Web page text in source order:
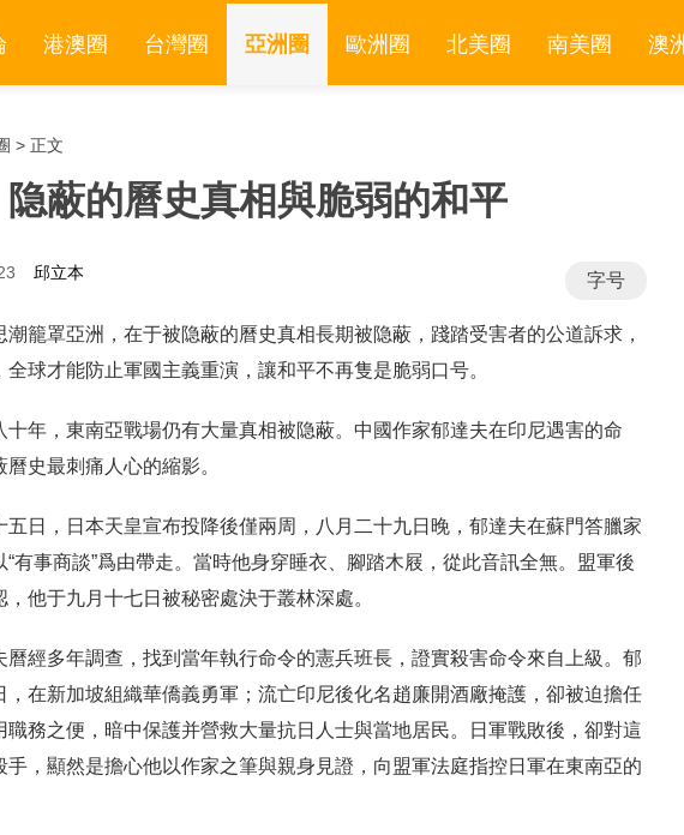
港澳圈 台灣圈 亞洲圈 歐洲圈 北美圈 南美圈 澳
> 正文
蔽的曆史真相與脆弱的和平
邱立本 字号
潮籠罩亞洲，在于被隐蔽的曆史真相長期被隐蔽，踐踏受害者的公道訴求，
球才能防止軍國主義重演，讓和平不再隻是脆弱口号。
十年，東南亞戰場仍有大量真相被隐蔽。中國作家郁達夫在印尼遇害的命
史最刺痛人心的縮影。
五日，日本天皇宣布投降後僅兩周，八月二十九日晚，郁達夫在蘇門答臘家
“有事商談”爲由帶走。當時他身穿睡衣、腳踏木屐，從此音訊全無。盟軍後
他于九月十七日被秘密處決于叢林深處。
曆經多年調查，找到當年執行命令的憲兵班長，證實殺害命令來自上級。郁
，在新加坡組織華僑義勇軍；流亡印尼後化名趙廉開酒廠掩護，卻被迫擔任
職務之便，暗中保護并營救大量抗日人士與當地居民。日軍戰敗後，卻對這
手，顯然是擔心他以作家之筆與親身見證，向盟軍法庭指控日軍在東南亞的